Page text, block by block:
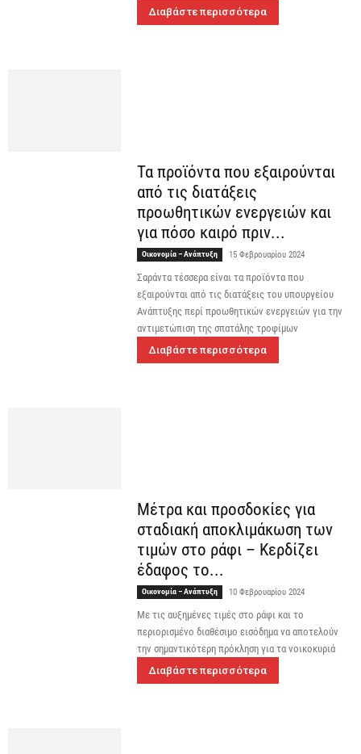
Διαβάστε περισσότερα
Τα προϊόντα που εξαιρούνται
από τις διατάξεις
προωθητικών ενεργειών και
για πόσο καιρό πριν...
Οικονομία – Ανάπτυξη 15 Φεβρουαρίου 2024
Σαράντα τέσσερα είναι τα προϊόντα που
εξαιρούνται από τις διατάξεις του υπουργείου
Ανάπτυξης περί προωθητικών ενεργειών για την
αντιμετώπιση της σπατάλης τροφίμων
Διαβάστε περισσότερα
Μέτρα και προσδοκίες για
σταδιακή αποκλιμάκωση των
τιμών στο ράφι – Κερδίζει
έδαφος το...
Οικονομία – Ανάπτυξη 10 Φεβρουαρίου 2024
Με τις αυξημένες τιμές στο ράφι και το
περιορισμένο διαθέσιμο εισόδημα να αποτελούν
την σημαντικότερη πρόκληση για τα νοικοκυριά
Διαβάστε περισσότερα